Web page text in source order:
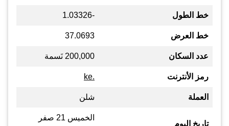
خط الطول -1.03326
خط العرض 37.0693
عدد السكان 200,000 نَسمة
رمز الأنترنت .ke
العملة شلن
تاريخ اليوم
الخميس 21 صفر